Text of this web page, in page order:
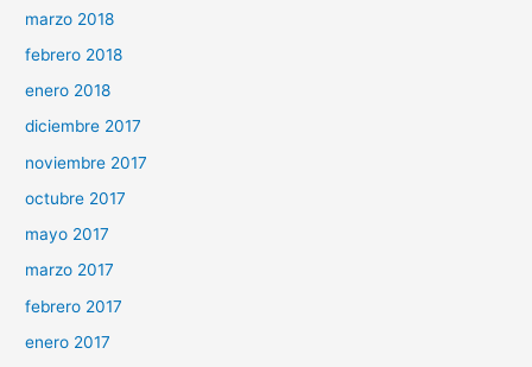
marzo 2018
febrero 2018
enero 2018
diciembre 2017
noviembre 2017
octubre 2017
mayo 2017
marzo 2017
febrero 2017
enero 2017